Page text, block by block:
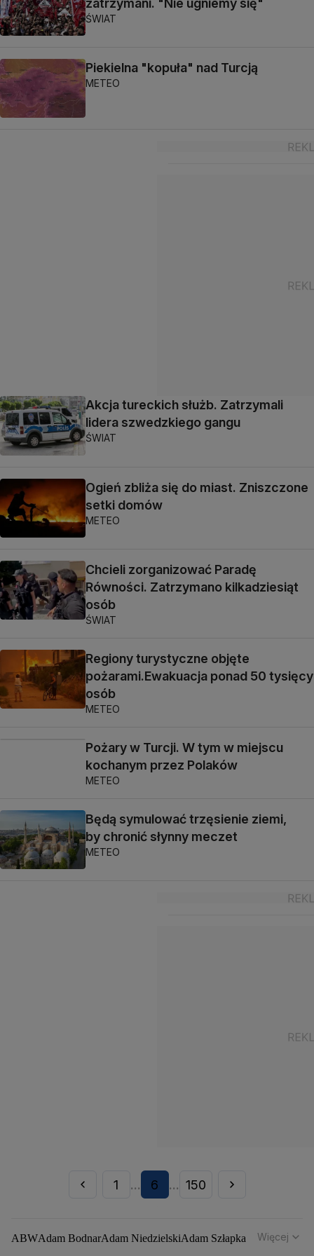
zatrzymani. "Nie ugniemy się"
ŚWIAT
Piekielna "kopuła" nad Turcją
METEO
Akcja tureckich służb. Zatrzymali
lidera szwedzkiego gangu
ŚWIAT
Ogień zbliża się do miast. Zniszczone
setki domów
METEO
Chcieli zorganizować Paradę
Równości. Zatrzymano kilkadziesiąt
osób
ŚWIAT
Regiony turystyczne objęte
pożarami.Ewakuacja ponad 50 tysięcy
osób
METEO
Pożary w Turcji. W tym w miejscu
kochanym przez Polaków
METEO
Będą symulować trzęsienie ziemi,
by chronić słynny meczet
METEO
1 ... 6 ... 150
ABWAdam BodnarAdam NiedzielskiAdam Szłapka
Więcej